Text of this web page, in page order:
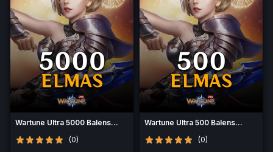
Wartune Ultra 5000 Balens
(0)
Wartune Ultra 500 Balens
(0)